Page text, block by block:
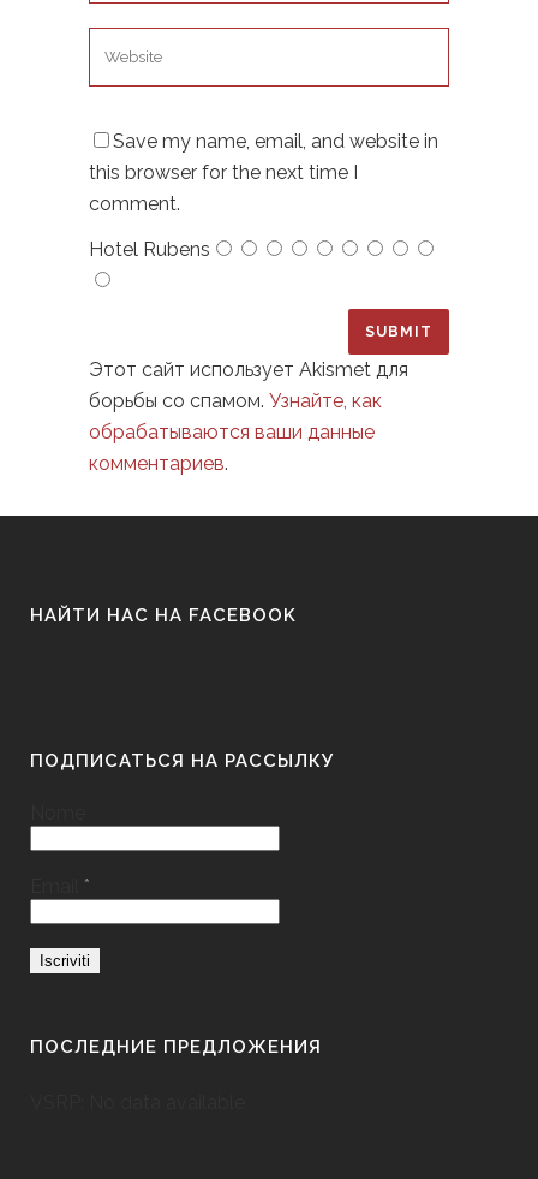
Save my name, email, and website in
this browser for the next time I
comment.
Hotel Rubens
Этот сайт использует Akismet для
борьбы со спамом. Узнайте, как
обрабатываются ваши данные
комментариев.
НАЙТИ НАС НА FACEBOOK
ПОДПИСАТЬСЯ НА РАССЫЛКУ
*
ПОСЛЕДНИЕ ПРЕДЛОЖЕНИЯ